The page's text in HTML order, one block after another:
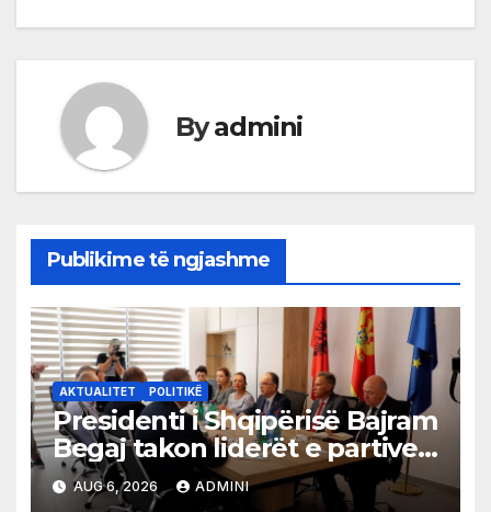
Byadmini
Publikime të ngjashme
AKTUALITET POLITIKË
Presidenti i Shqipërisë Bajram
Begaj takon liderët e partive
shqiptare në Ulqin
AUG 6, 2026 ADMINI